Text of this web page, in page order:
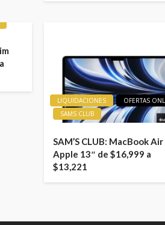
LIQUIDACIONES
OFERTAS
SAMS CLUB
SAM’S CLUB: MacBook Air
Apple 13″ de $16,999 a
$13,221